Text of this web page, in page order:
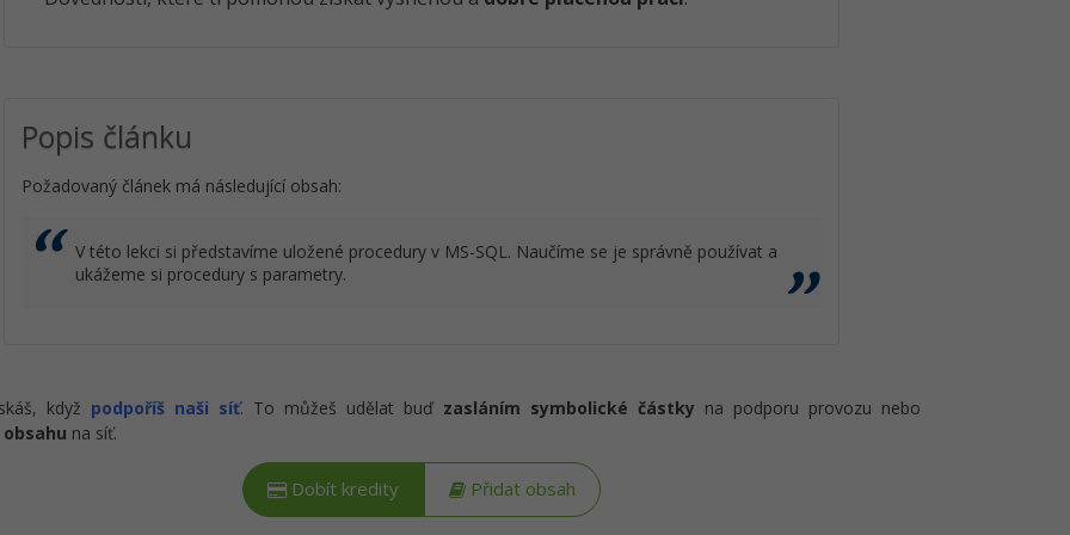
Popis článku
Požadovaný článek má následující obsah:
V této lekci si představíme uložené procedury v MS-SQL. Naučíme se je správně používat a
ukážeme si procedury s parametry.
když podpoříš naši síť. To můžeš udělat buď zasláním symbolické částky na podporu provozu nebo
na síť.
Dobít kredity Přidat obsah